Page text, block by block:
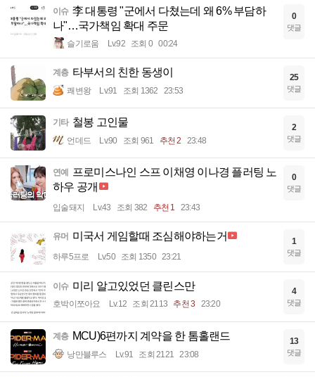
이슈 李 대통령 "군에서 다쳤는데 왜 6% 부담하
나"…국가책임 확대 주문
슬기로움 Lv.92 조회 0 00:24
0
댓글
계층 타부서의 친한 동생이
쾌변왕 Lv.91 조회 1362 23:53
25
댓글
기타 철봉 고인물
언데드 Lv.90 조회 961 추천 2 23:48
2
댓글
연예
프로미스나인 스프 이채영 이나경 플러팅 노
하우 공개
입술돼지 Lv.43 조회 382 추천 1 23:43
0
댓글
유머 미국서 게임할때 조심해야하는거
하루5프로 Lv.50 조회 1350 23:21
1
댓글
이슈 미리 알고있었던 클린스만
호박이쪼아요 Lv.12 조회 2113 추천 3 23:20
4
댓글
계층 MCU)6편까지 계약을 한 톰홀랜드
낭만블루스 Lv.91 조회 2121 23:08
13
댓글